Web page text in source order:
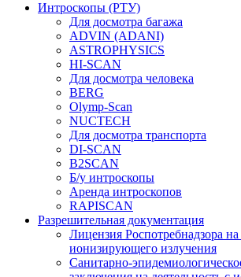
Интроскопы (РТУ)
Для досмотра багажа
ADVIN (ADANI)
ASTROPHYSICS
HI-SCAN
Для досмотра человека
BERG
Olymp-Scan
NUCTECH
Для досмотра транспорта
DI-SCAN
B2SCAN
Б/у интроскопы
Аренда интроскопов
RAPISCAN
Разрешительная документация
Лицензия Роспотребнадзора
ионизирующего излучения
Санитарно-